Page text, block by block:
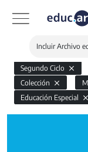
Incluir Archivo
Segundo Ciclo
Colección
Educación Especial